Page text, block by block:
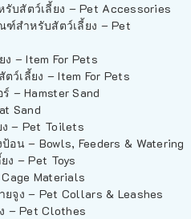
สัตว์เลี้ยง – Pet Accessories
สำหรับสัตว์เลี้ยง – Pet
– Item For Pets
ว์เลี้ยง – Item For Pets
– Hamster Sand
Sand
– Pet Toilets
อน – Bowls, Feeders & Watering
ง – Pet Toys
Materials
จูง – Pet Collars & Leashes
– Pet Clothes